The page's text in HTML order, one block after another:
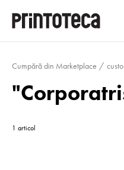
Cumpără din Marketplace
1 articol